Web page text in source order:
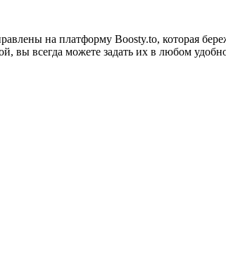
на платформу Boosty.to, которая
вы всегда можете задать их в любом